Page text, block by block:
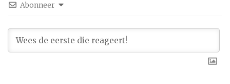
Abonneer